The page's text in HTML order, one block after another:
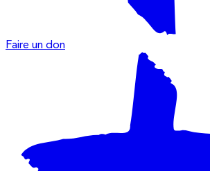
Faire un don